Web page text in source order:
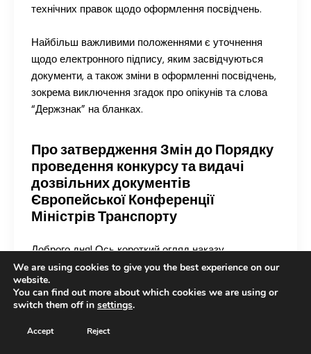
технічних правок щодо оформлення посвідчень.
Найбільш важливими положеннями є уточнення
щодо електронного підпису, яким засвідчуються
документи, а також зміни в оформленні посвідчень,
зокрема виключення згадок про опікунів та слова
“Держзнак” на бланках.
Про затвердження Змін до Порядку
проведення конкурсу та видачі
дозвільних документів
Європейської Конференції
Міністрів Транспорту
Доброго дня! Ось короткий огляд наказу
Міністерства розвитку громад та територій України
щодо змін до порядку видачі дозволів ЄКМТ.
проведення конкурсу та видачі дозвільних
We are using cookies to give you the best experience on our
website.
You can find out more about which cookies we are using or
switch them off in settings.
Accept Reject